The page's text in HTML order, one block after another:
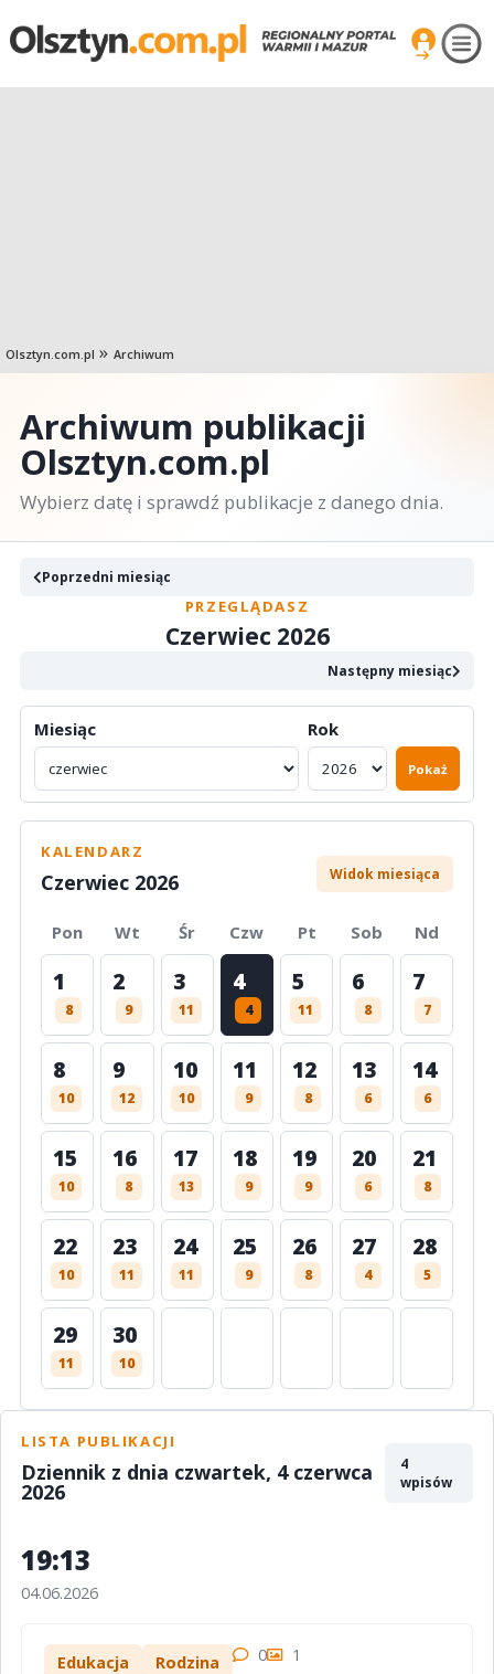
Olsztyn.com.pl Archiwum
Archiwum publikacji
Olsztyn.com.pl
Wybierz datę i sprawdź publikacje z danego dnia.
Poprzedni miesiąc
PRZEGLĄDASZ
Czerwiec 2026
Następny miesiąc
Miesiąc Rok
Pokaż
KALENDARZ
Czerwiec 2026 Widok miesiąca
Pon Wt Śr Czw Pt Sob Nd
1
8
2
9
3
11
4
4
5
11
6
8
7
7
8
10
9
12
10
10
11
9
12
8
13
6
14
6
15
10
16
8
17
13
18
9
19
9
20
6
21
8
22
10
23
11
24
11
25
9
26
8
27
4
28
5
29
11
30
10
LISTA PUBLIKACJI
Dziennik z dnia czwartek, 4 czerwca
2026
4
wpisów
19:13
04.06.2026
Edukacja Rodzina 0 1